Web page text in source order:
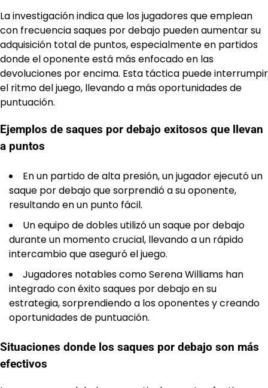
La investigación indica que los jugadores que emplean
con frecuencia saques por debajo pueden aumentar su
adquisición total de puntos, especialmente en partidos
donde el oponente está más enfocado en las
devoluciones por encima. Esta táctica puede interrumpir
el ritmo del juego, llevando a más oportunidades de
puntuación.
Ejemplos de saques por debajo exitosos que llevan
a puntos
En un partido de alta presión, un jugador ejecutó un
saque por debajo que sorprendió a su oponente,
resultando en un punto fácil.
Un equipo de dobles utilizó un saque por debajo
durante un momento crucial, llevando a un rápido
intercambio que aseguró el juego.
Jugadores notables como Serena Williams han
integrado con éxito saques por debajo en su
estrategia, sorprendiendo a los oponentes y creando
oportunidades de puntuación.
Situaciones donde los saques por debajo son más
efectivos